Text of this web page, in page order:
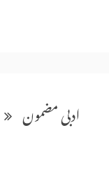
ادبی مضمون